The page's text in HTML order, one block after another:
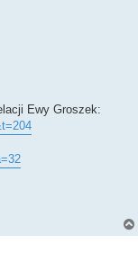
Ewy Groszek: